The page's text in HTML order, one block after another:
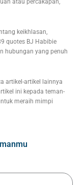
keikhlasan,
quotes BJ Habibie
hubungan yang penuh
artikel-artikel lainnya
ini kepada teman-
meraih mimpi